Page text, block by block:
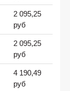
2 095,25
руб
2 095,25
руб
4 190,49
руб